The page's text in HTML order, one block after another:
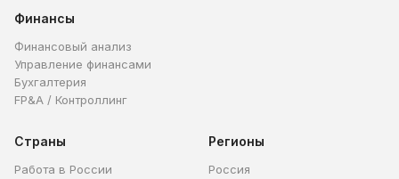
Финансы
Финансовый анализ
Управление финансами
Бухгалтерия
FP&A / Контроллинг
Страны
Работа в России
Регионы
Россия